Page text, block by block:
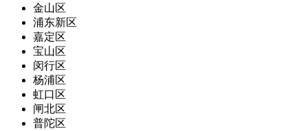
金山区
浦东新区
嘉定区
宝山区
闵行区
杨浦区
虹口区
闸北区
普陀区